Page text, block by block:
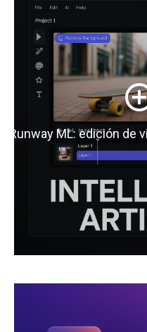
Runway ML: edición de